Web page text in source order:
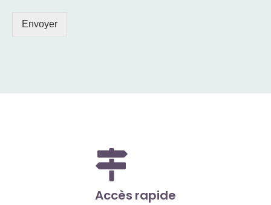
Envoyer
Accès rapide